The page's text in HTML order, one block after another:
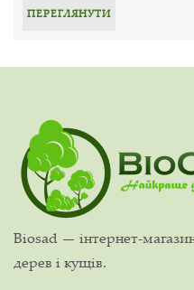
ПЕРЕГЛЯНУТИ
Biosad — інтернет-
дерев і кущів.